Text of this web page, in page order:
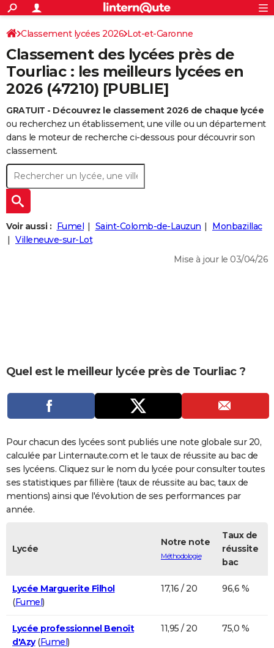
ACTUALITÉS
Politique
Société
Faits Divers
Education
Monde
Villes
+
SPORT
Coupe du monde 2026
Football
Tennis
Cyclisme
Rugby
Forum
CULTURE
Programme TV
TNT
Streaming
Cinéma
Sorties cinéma
Musique
+
FINANCE
Retraite
Impôts
Epargne
Immobilier
Risques naturels par ville
Banque
Assurance
Crédit
AUTO
Essais
Réserver un essai
Citadines
Berlines
SUV
Forum auto
+
HIGH-TECH
BRICOLAGE
Forum
Aménagement intérieur
Extérieur
Cuisine
Salle de bains
Jardinage
Rangement
+WEEK-END
Guides de France
Escapades
Patrimoine
Expositions
Musées
Week-end nature
+
LIFESTYLE
Art de vivre
Bien-être
Loisirs
Mode
Modes de vie
SANTE
Dictionnaire
Biographies
Expressions
Proverbes
PROGRAMME TV
COPAINS D'AVANT
S'inscrire
Se connecter
Lycées
Collèges
Primaires
Universités
Entreprises
Service militaire
Avis de recherche
AVIS DE DÉCÈS
FORUM
Bricolage
Lifestyle
Culture
Sport
Auto
Television
Voyage
Cinema
S'inscrire
Connexion
Classement lycées 2026 Lot-et-Garonne
Classement des lycées près de
Tourliac : les meilleurs lycées en
2026 (47210) [PUBLIE]
GRATUIT - Découvrez le classement 2026 de chaque lycée
ou recherchez un établissement, une ville ou un département
dans le moteur de recherche ci-dessous pour découvrir son
classement.
Voir aussi : Fumel Saint-Colomb-de-Lauzun
Monbazillac
Villeneuve-sur-Lot
Mise à jour le 03/04/26
Quel est le meilleur lycée près de Tourliac ?
Pour chacun des lycées sont publiés une note globale sur 20,
calculée par Linternaute.com et le taux de réussite au bac de
ses lycéens. Cliquez sur le nom du lycée pour consulter toutes
ses statistiques par fillière (taux de réussite au bac, taux de
mentions) ainsi que l'évolution de ses performances par
année.
Lycée
Notre note
Méthodologie
Taux de
réussite
bac
Lycée Marguerite Filhol
(Fumel)
17,16 / 20 96,6 %
Lycée professionnel Benoît
d'Azy(Fumel)
11,95 / 20 75,0 %